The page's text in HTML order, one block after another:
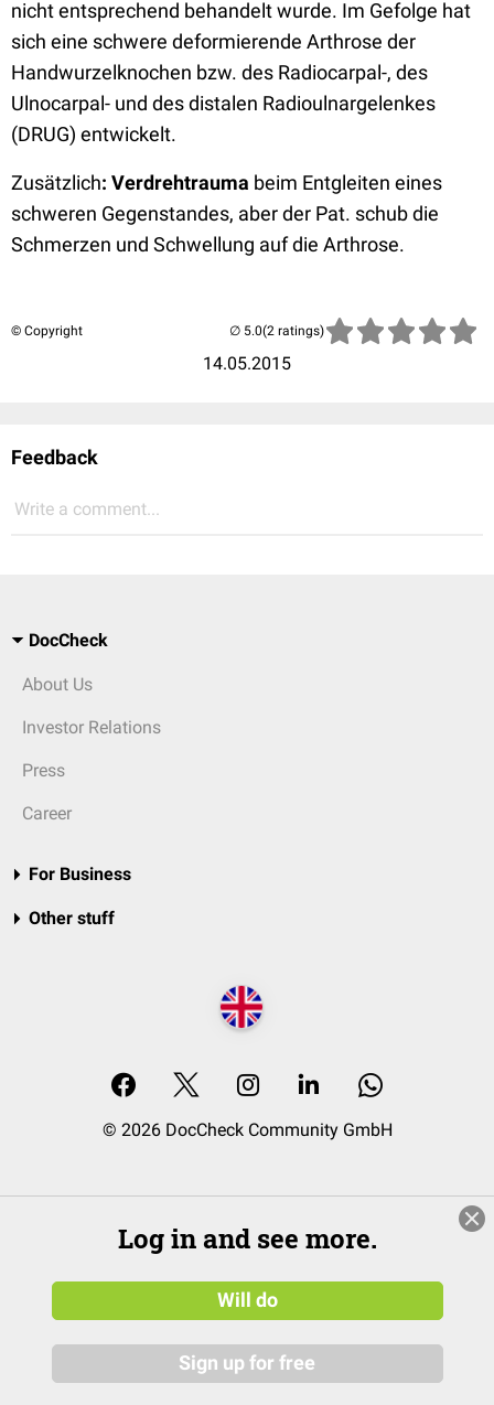
nicht entsprechend behandelt wurde. Im Gefolge hat
sich eine schwere deformierende Arthrose der
Handwurzelknochen bzw. des Radiocarpal-, des
Ulnocarpal- und des distalen Radioulnargelenkes
(DRUG) entwickelt.
Zusätzlich: Verdrehtrauma beim Entgleiten eines
schweren Gegenstandes, aber der Pat. schub die
Schmerzen und Schwellung auf die Arthrose.
© Copyright
14.05.2015
(2 ratings)
Feedback
Write a comment...
DocCheck
About Us
Investor Relations
Press
Career
For Business
Other stuff
© 2026 DocCheck Community GmbH
Log in and see more.
Will do
Sign up for free